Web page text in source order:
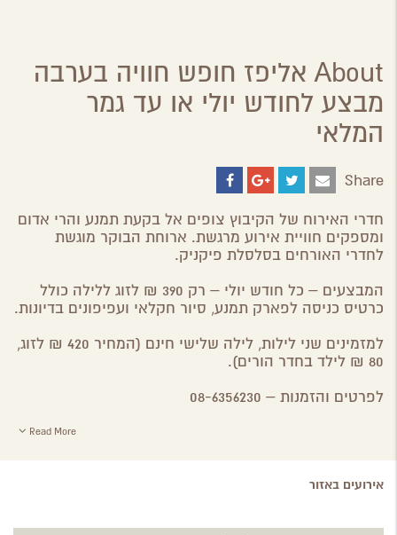
About אליפז חופש חוויה בערבה
מבצע לחודש יולי או עד גמר
המלאי
Share
Email
Twitter
Google
Plus
חדרי האירוח של הקיבוץ צופים אל בקעת תמנע והרי אדום
ומספקים חוויית אירוע מרגשת. ארוחת הבוקר מוגשת
לחדרי האורחים בסלסלת פיקניק.
המבצעים – כל חודש יולי – רק 390 ₪ לזוג ללילה כולל
כרטיס כניסה לפארק תמנע, סיור חקלאי ועפיפונים בדיונות.
למזמינים שני לילות, לילה שלישי חינם (המחיר 420 ₪ לזוג,
80 ₪ לילד בחדר הורים).
לפרטים והזמנות – 08-6356230
Read More
אירועים באזור